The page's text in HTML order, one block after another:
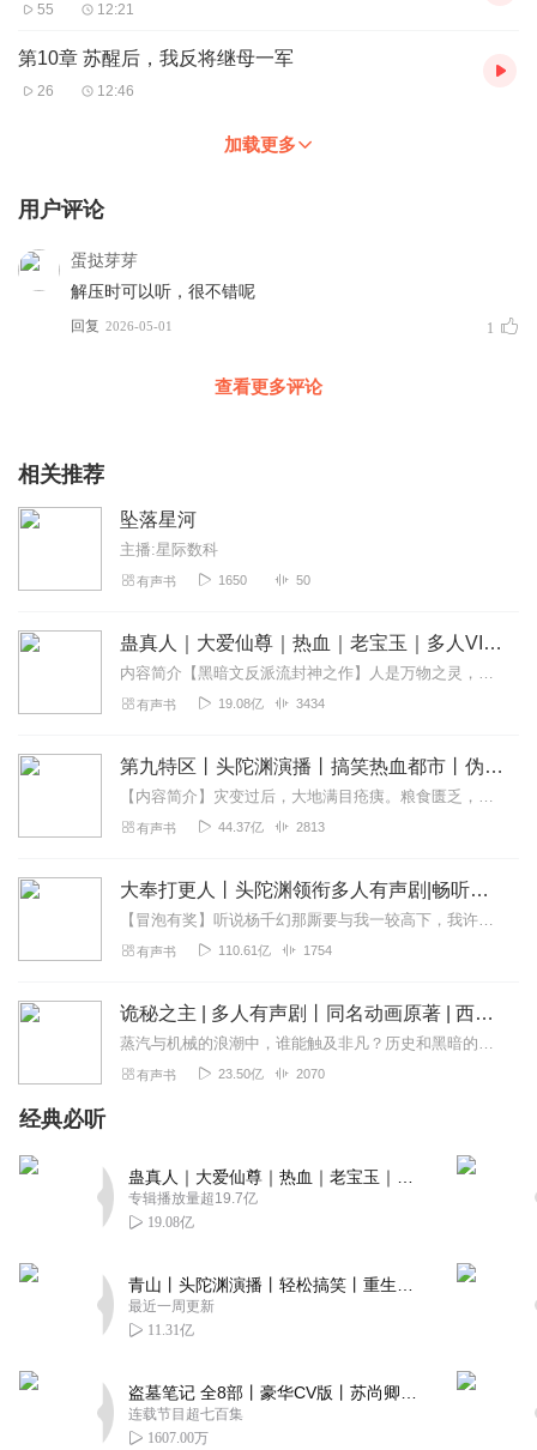
55 12:21
第10章 苏醒后，我反将继母一军
26 12:46
加载更多
用户评论
蛋挞芽芽
解压时可以听，很不错呢
回复 2026-05-01 1
查看更多评论
相关推荐
坠落星河
主播:星际数科
有声书 1650 50
蛊真人｜大爱仙尊｜热血｜老宝玉｜多人VIP免费有声剧
内容简介【黑暗文反派流封神之作】人是万物之灵，蛊是天地真精。一个穿越者不断重生的故事。一个养蛊、炼蛊、用蛊的奇特世界。配音组（男角色）老宝玉旁白...
有声书 19.08亿 3434
第九特区丨头陀渊演播丨搞笑热血都市丨伪戒丨VIP免费多人有声剧
【内容简介】灾变过后，大地满目疮痍。粮食匮乏，资源紧俏，局势混乱……一位从待规划区杀出来的青年，背对着漫天黄沙，孤身来到九区谋生，却不曾想偶然结识三五好友，一念...
有声书 44.37亿 2813
大奉打更人丨头陀渊领衔多人有声剧|畅听全集|王鹤棣、田曦薇主演影视剧原著|卖报小郎君
【冒泡有奖】听说杨千幻那厮要与我一较高下，我许七安要开始装叉了！快进入声音播放页戳下方输入框，冒个泡偷偷告诉我，我要用哪些诗词才能胜过他？说得好的，有赏！202...
有声书 110.61亿 1754
诡秘之主 | 多人有声剧丨同名动画原著 | 西幻克苏鲁 | 乌贼作品
蒸汽与机械的浪潮中，谁能触及非凡？历史和黑暗的迷雾里，又是谁在耳语？我从诡秘中醒来，睁眼看见这个世界：枪械，大炮，巨舰，飞空艇，差分机；魔药，占卜，诅咒，倒吊人...
有声书 23.50亿 2070
经典必听
专辑播放量超19.7亿
19.08亿
最近一周更新
11.31亿
连载节目超七百集
1607.00万